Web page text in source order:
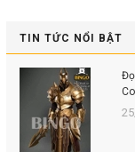
TIN TỨC NỔI BẬT